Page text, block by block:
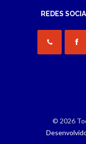
REDES
© 2026